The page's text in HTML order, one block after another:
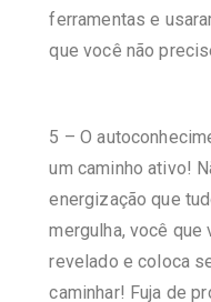
ferramentas e
que você não
5 – O
um caminho ativo!
energização que
mergulha, você que
revelado e coloca
caminhar! Fuja de